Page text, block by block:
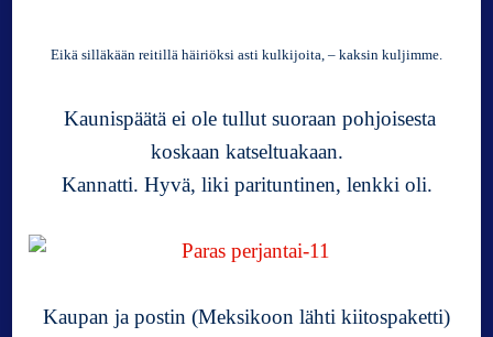
Eikä silläkään reitillä häiriöksi asti kulkijoita, – kaksin kuljimme.
Kaunispäätä ei ole tullut suoraan pohjoisesta
koskaan katseltuakaan.
Kannatti. Hyvä, liki parituntinen, lenkki oli.
Kaupan ja postin (Meksikoon lähti kiitospaketti)